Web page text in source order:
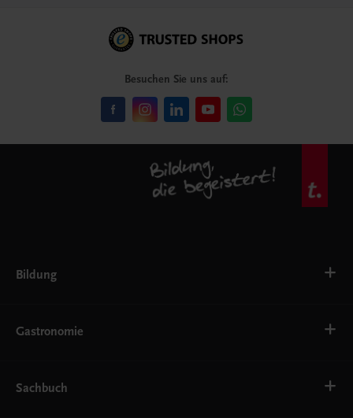
Besuchen Sie uns auf:
Bildung
AHS
EWF/ZWF
FW
Gastronomie
Getränke
Sachbuch